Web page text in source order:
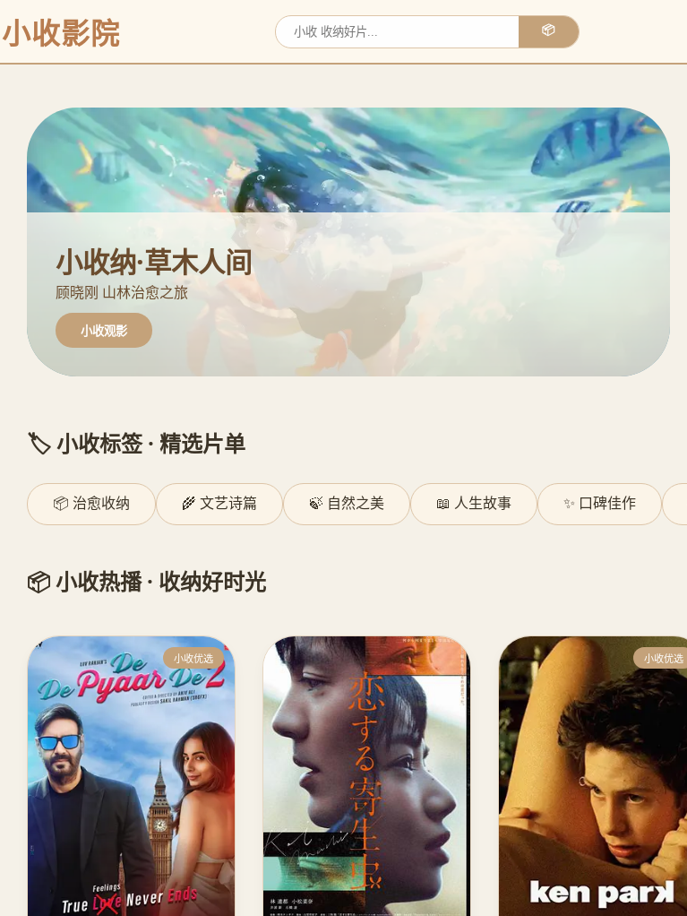
小收影院 📦
小收纳·草木人间
顾晓刚 山林治愈之旅
小收观影
🏷️ 小收标签 · 精选片单
📦 治愈收纳 🌾 文艺诗篇 🍃 自然之美 📖 人生故事 ✨ 口碑佳作
📦 小收热播 · 收纳好时光
小收优选 小收优选